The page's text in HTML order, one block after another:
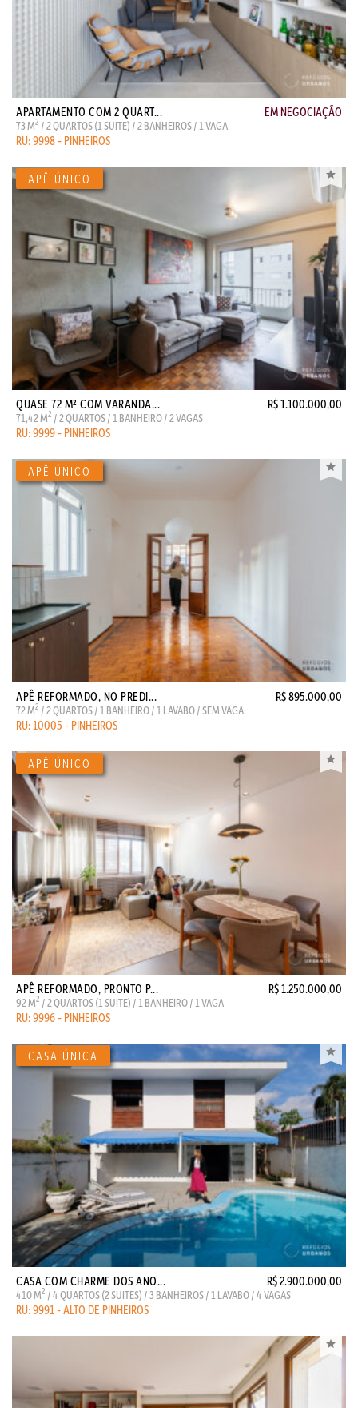
APARTAMENTO COM 2 QUART... EM NEGOCIAÇÃO
73 M2 / 2 QUARTOS (1 SUITE) / 2 BANHEIROS / 1 VAGA
RU: 9998 - PINHEIROS
QUASE 72 M² COM VARANDA... R$ 1.100.000,00
71,42 M2 / 2 QUARTOS / 1 BANHEIRO / 2 VAGAS
RU: 9999 - PINHEIROS
APÊ REFORMADO, NO PREDI... R$ 895.000,00
72 M2 / 2 QUARTOS / 1 BANHEIRO / 1 LAVABO / SEM VAGA
RU: 10005 - PINHEIROS
APÊ REFORMADO, PRONTO P... R$ 1.250.000,00
92 M2 / 2 QUARTOS (1 SUITE) / 1 BANHEIRO / 1 VAGA
RU: 9996 - PINHEIROS
CASA COM CHARME DOS ANO... R$ 2.900.000,00
410 M2 / 4 QUARTOS (2 SUITES) / 3 BANHEIROS / 1 LAVABO / 4 VAGAS
RU: 9991 - ALTO DE PINHEIROS